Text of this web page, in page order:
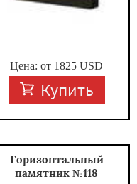
Цена: от 1825 USD
Купить
Горизонтальный
памятник №118